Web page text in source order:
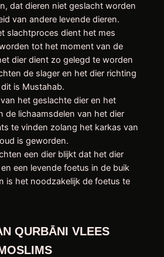
dat dieren niet geslacht worden
van andere levende dieren.
slachtproces dient het mes
tot het moment van de
dier dient zo gelegd te worden
de slager en het dier richting
dit is Mustahab.
het geslachte dier en het
de lichaamsdelen van het dier
te vinden zolang het karkas van
is geworden.
een dier blijkt dat het dier
een levende foetus in de buik
is het noodzakelijk de foetus te
QURBĀNI VLEES